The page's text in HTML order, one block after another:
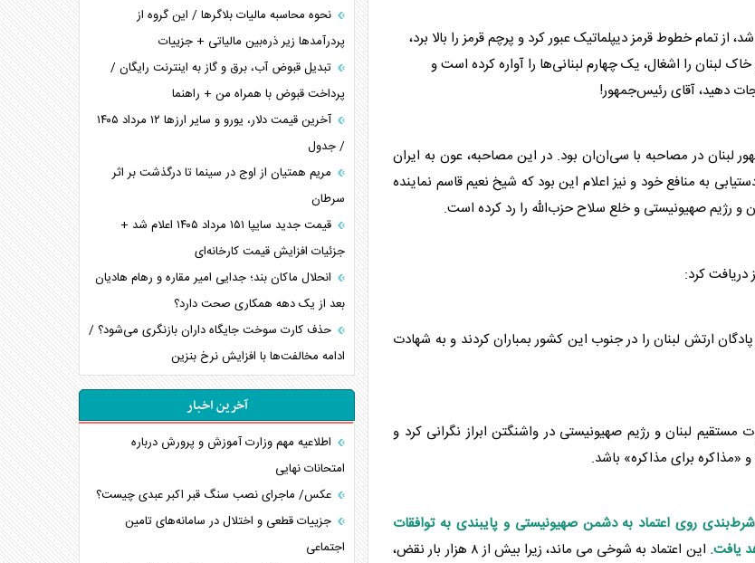
از تمام خطوط قرمز دیپلماتیک عبور کرد و پرچم قرمز را بالا برد،
خاک لبنان را اشغال، یک چهارم لبنانی‌ها را آواره کرده است و
دهید، آقای رئیس‌جمهور!
لبنان در مصاحبه با سی‌ان‌ان بود. در این مصاحبه، عون به ایران
به منافع خود و نیز اعلام این بود که شیخ نعیم قاسم نماینده
و رژیم صهیونیستی و خلع سلاح حزب‌الله را رد کرده است.
دریافت کرد:
ارتش لبنانرا در جنوب این کشوربمبارانکردند و به شهادت
مستقیم لبنانو رژیم صهیونیستی در واشنگتن ابراز نگرانی کرد و
برای مذاکره» باشد.
روی اعتماد به دشمن صهیونیستی و پایبندی به توافقات
یافت.
این اعتماد به شوخی می ماند، زیرا بیش از ۸ هزار بار نقض،
نحوه محاسبه مالیات بلاگر‌ها / این گروه از
پردرآمد‌ها زیر ذره‌بین مالیاتی + جزییات
تبدیل قبوض آب، برق و گاز به اینترنت رایگان /
پرداخت قبوض با همراه من + راهنما
آخرین قیمت دلار، یورو و سایر ارز‌ها ۱۲ مرداد ۱۴۰۵
/ جدول
مریم همتیان از اوج در سینما تا درگذشت بر اثر
سرطان
قیمت جدید سایپا ۱۵۱ مرداد ۱۴۰۵ اعلام شد +
جزئیات افزایش قیمت کارخانه‌ای
انحلال ماکان بند؛ جدایی امیر مقاره و رهام هادیان
بعد از یک دهه همکاری صحت دارد؟
حذف کارت سوخت جایگاه داران بازنگری می‌شود؟ /
ادامه مخالفت‌ها با افزایش نرخ بنزین
آخرین اخبار
اطلاعیه مهم وزارت آموزش و پرورش درباره
امتحانات نهایی
عکس/ ماجرای نصب سنگ قبر اکبر عبدی چیست؟
جزییات قطعی و اختلال در سامانه‌های تامین
اجتماعی